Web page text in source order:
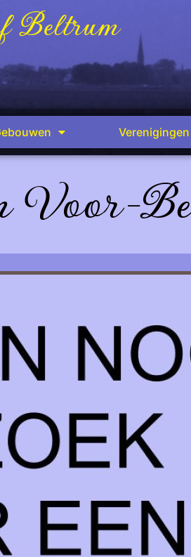
Beltrum
Verenigingen
Voor-